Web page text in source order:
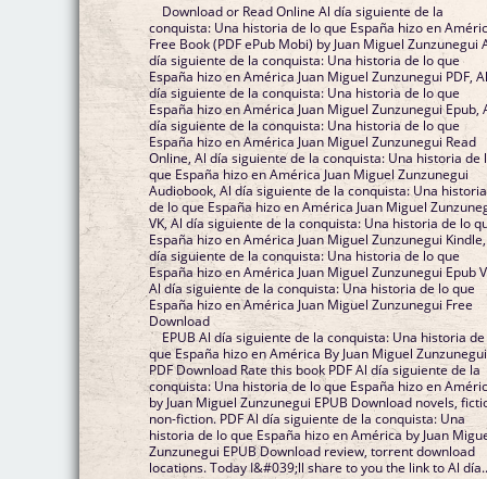
Download or Read Online Al día siguiente de la
conquista: Una historia de lo que España hizo en
Free Book (PDF ePub Mobi) by Juan Miguel Zunzunegui
día siguiente de la conquista: Una historia de lo que
España hizo en América Juan Miguel Zunzunegui PDF,
día siguiente de la conquista: Una historia de lo que
España hizo en América Juan Miguel Zunzunegui Epub,
día siguiente de la conquista: Una historia de lo que
España hizo en América Juan Miguel Zunzunegui Read
Online, Al día siguiente de la conquista: Una historia de
que España hizo en América Juan Miguel Zunzunegui
Audiobook, Al día siguiente de la conquista: Una historia
de lo que España hizo en América Juan Miguel
VK, Al día siguiente de la conquista: Una historia de lo
España hizo en América Juan Miguel Zunzunegui
día siguiente de la conquista: Una historia de lo que
España hizo en América Juan Miguel Zunzunegui Epub
Al día siguiente de la conquista: Una historia de lo que
España hizo en América Juan Miguel Zunzunegui Free
Download
EPUB Al día siguiente de la conquista: Una historia
que España hizo en América By Juan Miguel Zunzunegui
PDF Download Rate this book PDF Al día siguiente de la
conquista: Una historia de lo que España hizo en
by Juan Miguel Zunzunegui EPUB Download novels,
non-fiction. PDF Al día siguiente de la conquista: Una
historia de lo que España hizo en América by Juan
Zunzunegui EPUB Download review, torrent download
locations. Today I&#039;ll share to you the link to Al